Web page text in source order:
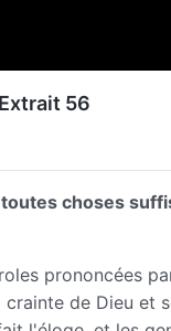
56
choses
prononcées
de Dieu et